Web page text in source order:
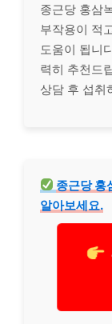
종근당 홍삼
부작용이 적
도움이 됩니
력히 추천드
상담 후 섭취
종근당 홍
알아보세요.